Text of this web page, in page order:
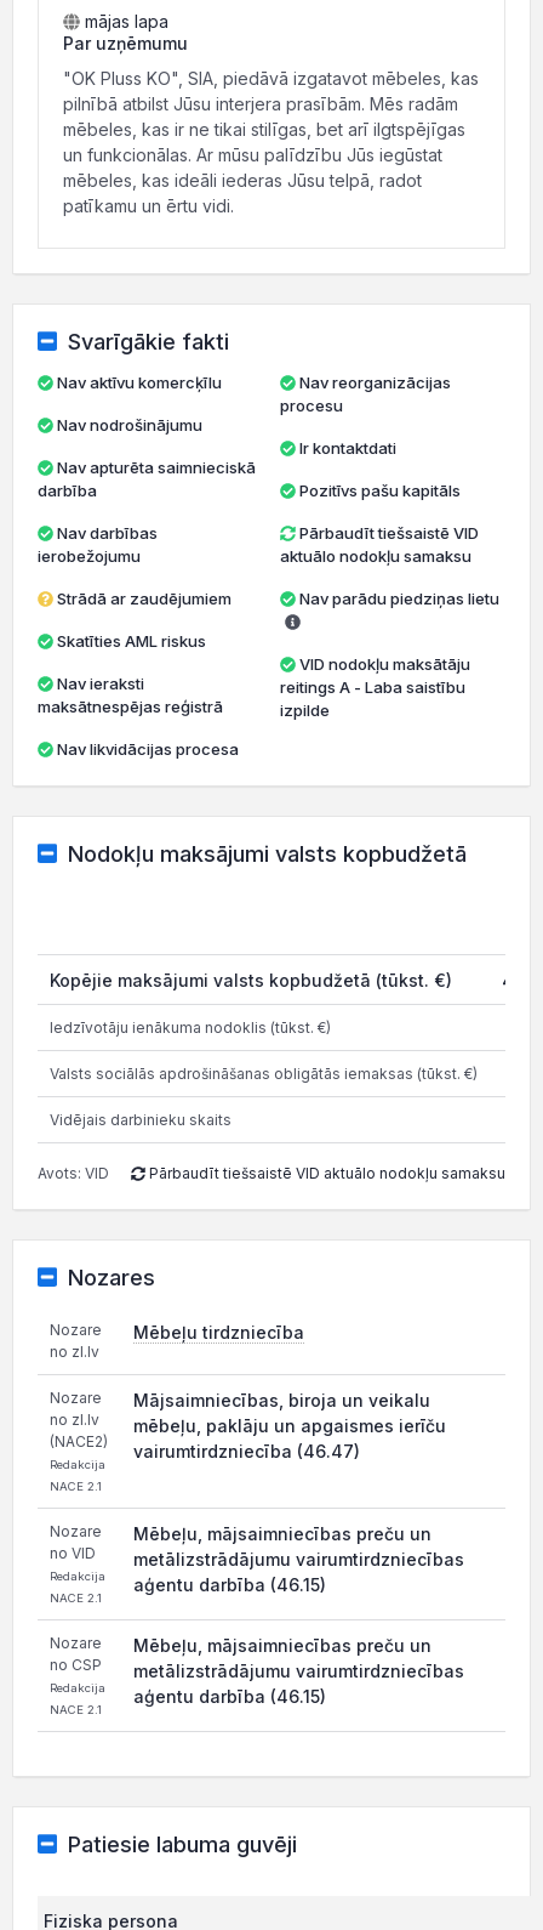
mājas lapa
Par uzņēmumu
"OK Pluss KO", SIA, piedāvā izgatavot mēbeles, kas
pilnībā atbilst Jūsu interjera prasībām. Mēs radām
mēbeles, kas ir ne tikai stilīgas, bet arī ilgtspējīgas
un funkcionālas. Ar mūsu palīdzību Jūs iegūstat
mēbeles, kas ideāli iederas Jūsu telpā, radot
patīkamu un ērtu vidi.
Svarīgākie fakti
Nav aktīvu komercķīlu
Nav nodrošinājumu
darbība
ierobežojumu
Strādā ar zaudējumiem
Skatīties AML riskus
maksātnespējas reģistrā
Nav likvidācijas procesa
Nav reorganizācijas
procesu
Ir kontaktdati
Pozitīvs pašu kapitāls
Pārbaudīt tiešsaistē VID
aktuālo nodokļu samaksu
Nav parādu piedziņas lietu
VID nodokļu maksātāju
reitings A - Laba saistību
izpilde
Nodokļu maksājumi valsts kopbudžetā
Kopējie maksājumi valsts kopbudžetā (tūkst. €)
Iedzīvotāju ienākuma nodoklis (tūkst. €)
Valsts sociālās apdrošināšanas obligātās iemaksas (tūkst. €)
Vidējais darbinieku skaits
Avots: VID Pārbaudīt tiešsaistē VID aktuālo nodokļu samaksu
Nozares
Nozare
no zl.lv
Mēbeļu tirdzniecība
Nozare
no zl.lv
(NACE2)
Redakcija
NACE 2.1
Mājsaimniecības, biroja un veikalu
mēbeļu, paklāju un apgaismes ierīču
vairumtirdzniecība (46.47)
Nozare
no VID
Redakcija
NACE 2.1
Mēbeļu, mājsaimniecības preču un
metālizstrādājumu vairumtirdzniecības
aģentu darbība (46.15)
Nozare
no CSP
Redakcija
NACE 2.1
Mēbeļu, mājsaimniecības preču un
metālizstrādājumu vairumtirdzniecības
aģentu darbība (46.15)
Patiesie labuma guvēji
Fiziska persona